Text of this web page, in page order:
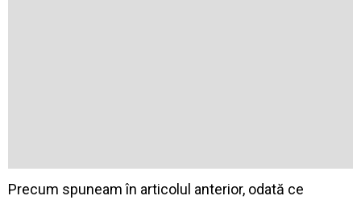
Precum spuneam în articolul anterior, odată ce